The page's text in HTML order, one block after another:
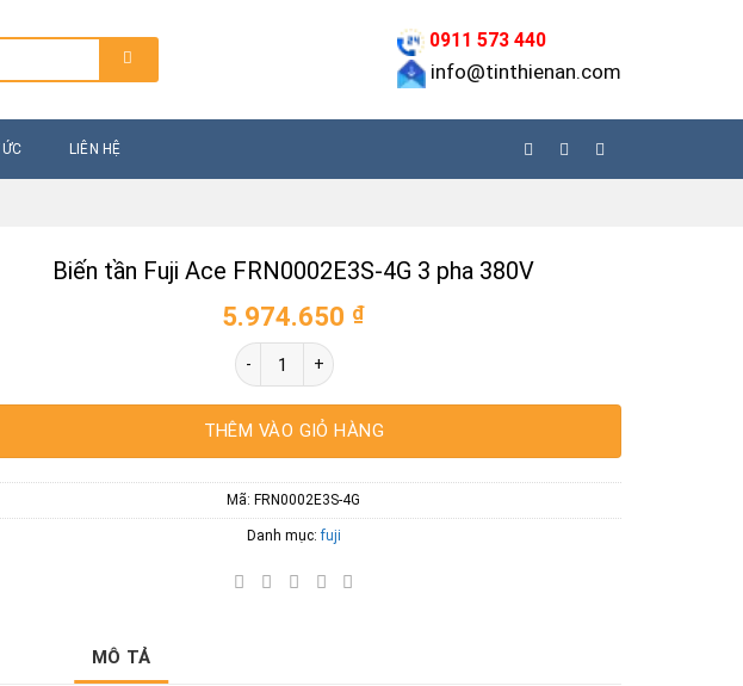
0911 573 440
info@tinthienan.com
LIÊN HỆ
Biến tần Fuji Ace FRN0002E3S-4G 3 pha 380V
5.974.650 ₫
Biến tần Fuji Ace FRN0002E3S-4G 3 pha 380V số lượng
THÊM VÀO GIỎ HÀNG
Mã:FRN0002E3S-4G
Danh mục:fuji
MÔ TẢ